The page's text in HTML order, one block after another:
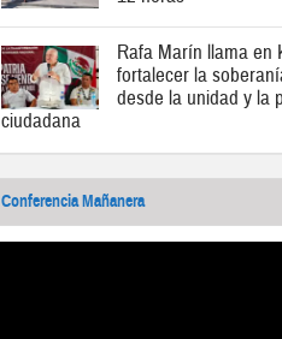
Rafa Marín llama en
fortalecer la
desde la unidad y la
ciudadana
Conferencia Mañanera